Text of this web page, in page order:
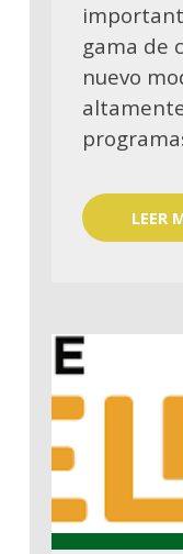
gama de
nuevo
LEER